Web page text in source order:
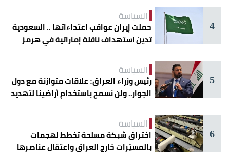
4
السياسة
حملت إيران عواقب اعتداءاتها .. السعودية
تدين استهداف ناقلة إماراتية في هرمز
5
السياسة
رئيس وزراء العراق: علاقات متوازنة مع دول
الجوار.. ولن نسمح باستخدام أراضينا لتهديد
6
السياسة
اختراق شبكة مسلحة تخطط لهجمات
بالمسيّرات خارج العراق واعتقال عناصرها